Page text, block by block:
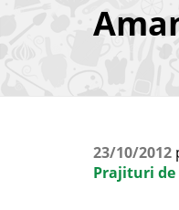
23/10/2012
Prajituri de